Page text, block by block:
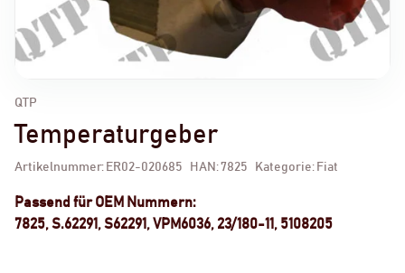
QTP
Temperaturgeber
Artikelnummer: ER02-020685 HAN:7825 Kategorie: Fiat
Passend für OEM Nummern:
7825, S.62291, S62291, VPM6036, 23/180-11, 5108205